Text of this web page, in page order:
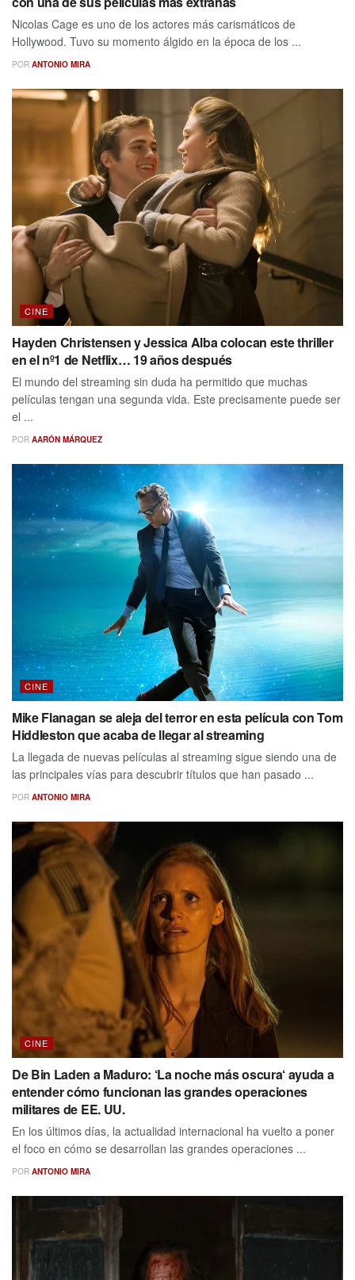
Nicolas Cage es uno de los actores más carismáticos de
Hollywood. Tuvo su momento álgido en la época de los ...
POR ANTONIO MIRA
CINE
Hayden Christensen y Jessica Alba colocan este thriller
en el nº1 de Netflix… 19 años después
El mundo del streaming sin duda ha permitido que muchas
películas tengan una segunda vida. Este precisamente puede ser
el ...
POR AARÓN MÁRQUEZ
CINE
Mike Flanagan se aleja del terror en esta película con Tom
Hiddleston que acaba de llegar al streaming
La llegada de nuevas películas al streaming sigue siendo una de
las principales vías para descubrir títulos que han pasado ...
POR ANTONIO MIRA
CINE
De Bin Laden a Maduro: ‘La noche más oscura‘ ayuda a
entender cómo funcionan las grandes operaciones
militares de EE. UU.
En los últimos días, la actualidad internacional ha vuelto a poner
el foco en cómo se desarrollan las grandes operaciones ...
POR ANTONIO MIRA